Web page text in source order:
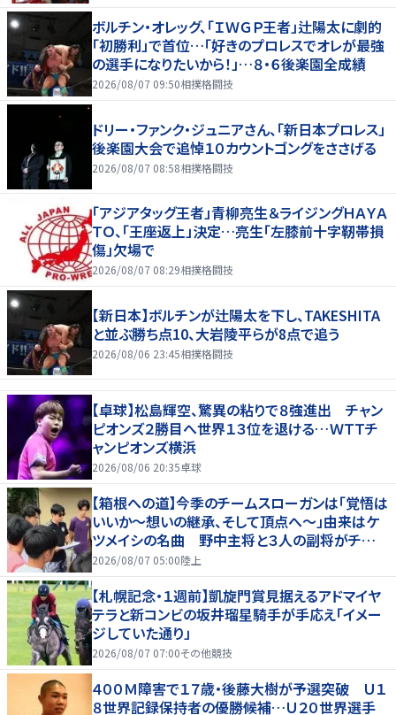
ボルチン・オレッグ、「ＩＷＧＰ王者」辻陽太に劇的
「初勝利」で首位…「好きのプロレスでオレが最強
の選手になりたいから！」…８・６後楽園全成績
2026/08/07 09:50相撲格闘技
ドリー・ファンク・ジュニアさん、「新日本プロレス」
後楽園大会で追悼１０カウントゴングをささげる
2026/08/07 08:58相撲格闘技
「アジアタッグ王者」青柳亮生＆ライジングＨＡＹＡ
ＴＯ、「王座返上」決定…亮生「左膝前十字靭帯損
傷」欠場で
2026/08/07 08:29相撲格闘技
【新日本】ボルチンが辻陽太を下し、TAKESHITA
と並ぶ勝ち点10、大岩陵平らが8点で追う
2026/08/06 23:45相撲格闘技
【卓球】松島輝空、驚異の粘りで８強進出 チャン
ピオンズ２勝目へ世界１３位を退ける…ＷＴＴチ
ャンピオンズ横浜
2026/08/06 20:35卓球
【箱根への道】今季のチームスローガンは「覚悟は
いいか～想いの継承、そして頂点へ～」由来はケ
ツメイシの名曲 野中主将と３人の副将がチーム
を引っ張る…夏合宿特集第１弾、国学院大
2026/08/07 05:00陸上
【札幌記念・１週前】凱旋門賞見据えるアドマイヤ
テラと新コンビの坂井瑠星騎手が手応え「イメー
ジしていた通り」
2026/08/07 07:00その他競技
４００Ｍ障害で１７歳・後藤大樹が予選突破 Ｕ１
８世界記録保持者の優勝候補…Ｕ２０世界選手